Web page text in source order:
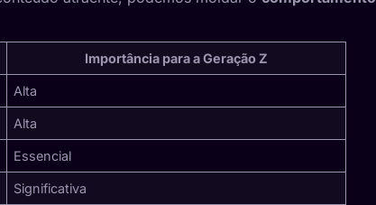
Importância para a Geração Z
Alta
Alta
Essencial
Significativa